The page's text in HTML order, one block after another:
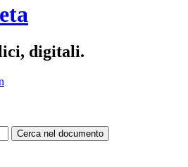
digitali.
Cerca nel documento